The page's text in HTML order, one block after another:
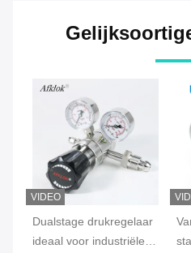
VIDEO
Dualstage drukregelaar
ideaal voor industriële